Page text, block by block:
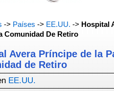
-> Países -> EE.UU. -> Hospital
Comunidad De Retiro
Avera Príncipe de la
de Retiro
EE.UU.